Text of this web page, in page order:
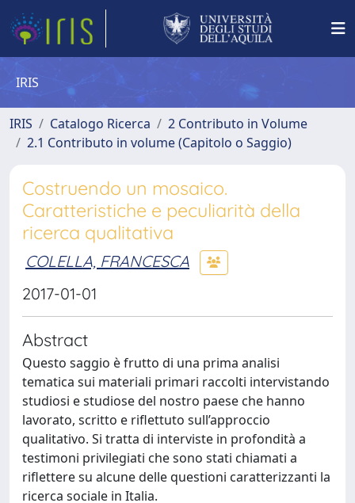
IRIS
IRIS Catalogo Ricerca
2 Contributo in Volume
2.1 Contributo in volume (Capitolo o Saggio)
Costruendo un mosaico.
Caratteristiche e peculiarità della
ricerca qualitativa
COLELLA, FRANCESCA
2017-01-01
Abstract
Questo saggio è frutto di una prima analisi
tematica sui materiali primari raccolti intervistando
studiosi e studiose del nostro paese che hanno
lavorato, scritto e riflettuto sull’approccio
qualitativo. Si tratta di interviste in profondità a
testimoni privilegiati che sono stati chiamati a
riflettere su alcune delle questioni caratterizzanti la
ricerca sociale in Italia.